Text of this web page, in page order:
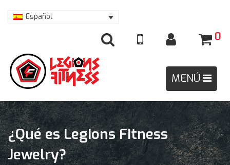
Español
0
¿Qué es Legions Fitness
Jewelry?